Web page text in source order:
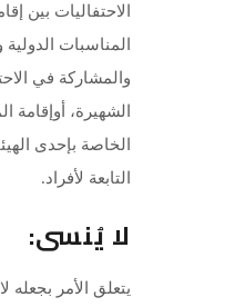
الاحتفاليات بين
المناسبات
والمشاركة في
الشهيرة، أوإقامة
الخاصة بإحدى
التابعة لأفراد.
لا يُنسى:
يتعلق الأمر بجعله